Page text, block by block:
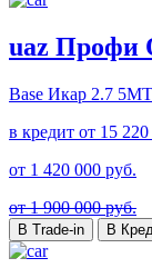
uaz Профи
Base Икар 2.7
в кредит от 15 220
от 1 420 000 руб.
от 1 900 000 руб.
В Trade-in В